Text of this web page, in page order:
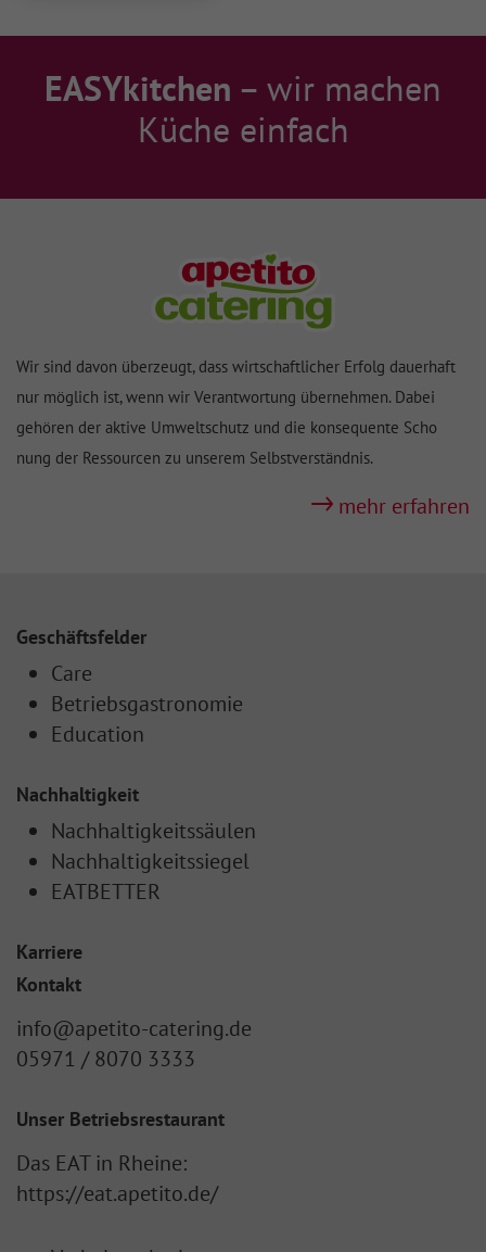
EASYkitchen – wir machen
Küche einfach
Wir sind davon überzeugt, dass wirtschaftlicher Erfolg dauerhaft
nur möglich ist, wenn wir Verantwortung übernehmen. Dabei
gehören der aktive Umweltschutz und die konsequente Scho
nung der Ressourcen zu unserem Selbstverständnis.
mehr erfahren
Geschäftsfelder
Care
Betriebsgastronomie
Education
Nachhaltigkeit
Nachhaltigkeitssäulen
Nachhaltigkeitssiegel
EATBETTER
Karriere
Kontakt
info@apetito-catering.de
05971 / 8070 3333
Unser Betriebsrestaurant
Das EAT in Rheine:
https://eat.apetito.de/